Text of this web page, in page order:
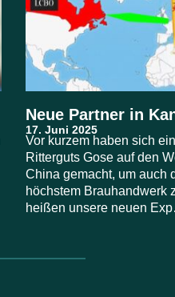
Neue Partner in
Vor kurzem haben sich
Ritterguts Gose auf den
China gemacht, um auch
höchstem Brauhandwerk
heißen unsere neuen